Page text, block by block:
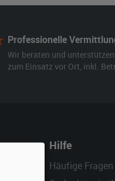
Professionelle
Wir beraten und
zum Einsatz vor Ort, inkl.
Hilfe
Häufige Fragen